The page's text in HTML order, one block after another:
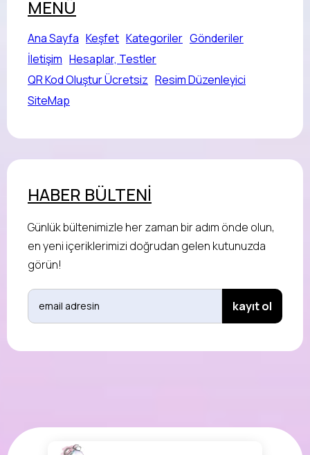
MENÜ
Ana Sayfa Keşfet Kategoriler Gönderiler
İletişim Hesaplar, Testler
QR Kod Oluştur Ücretsiz Resim Düzenleyici
SiteMap
HABER BÜLTENİ
Günlük bültenimizle her zaman bir adım önde olun,
en yeni içeriklerimizi doğrudan gelen kutunuzda
görün!